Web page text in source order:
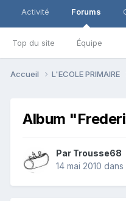
Activité Forums
Top du site Équipe
Accueil L'ECOLE PRIMAIRE
Album
Par Trousse68
14 mai 2010 dans